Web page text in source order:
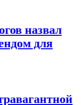
назвал
для